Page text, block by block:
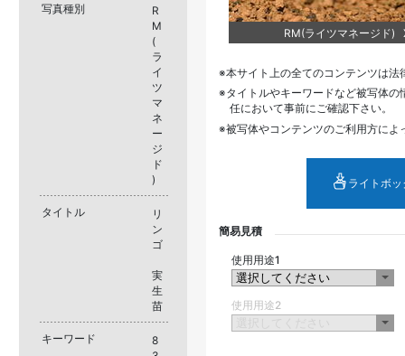
写真種別
R
M
(
ラ
イ
ツ
マ
ネ
ー
ジ
ド
)
タイトル
リ
ン
ゴ
実
生
苗
キーワード
8
RM(ライツマネージド)
本サイト上の全てのコンテンツは
タイトルやキーワードなど被写体
任において事前にご確認下さい。
被写体やコンテンツのご利用方に
ライトボ
簡易見積
使用用途1
使用用途2